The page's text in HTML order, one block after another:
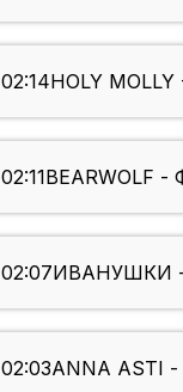
02:14HOLY
02:11BEARWOLF
02:07ИВАНУШКИ
02:03ANNA